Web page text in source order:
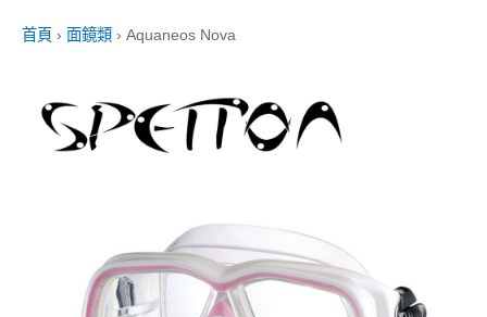
首頁 › 面鏡類 › Aquaneos Nova